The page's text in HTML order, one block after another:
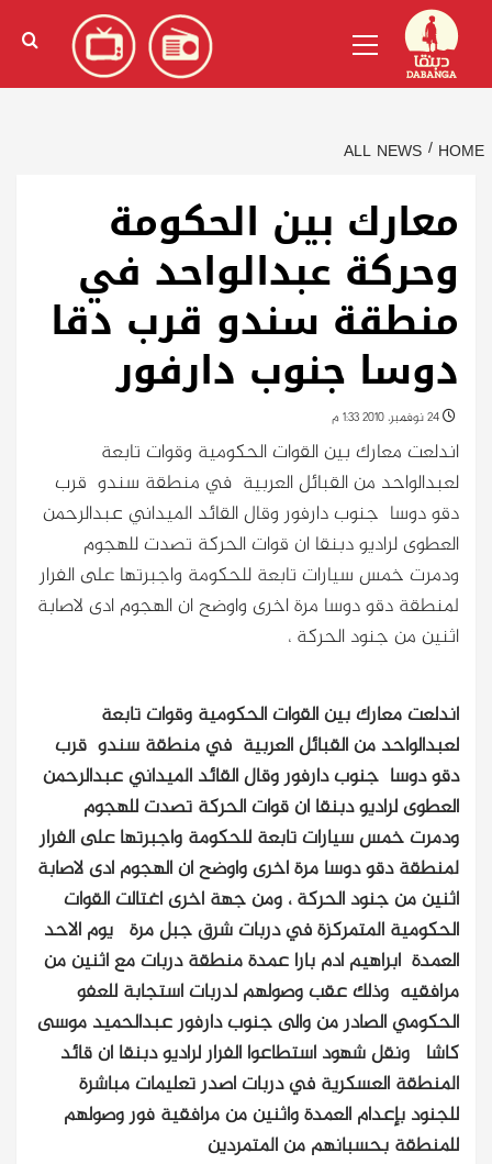
content
الإنجليزية)
Menu
HOME
ALL NEWS
معارك بين الحكومة
وحركة عبدالواحد في
منطقة سندو قرب دقا
دوسا جنوب دارفور
اندلعت معارك بين القوات الحكومية وقوات تابعة
لعبدالواحد من القبائل العربية في منطقة سندو قرب
دقو دوسا جنوب دارفور وقال القائد الميداني عبدالرحمن
العطوى لراديو دبنقا ان قوات الحركة تصدت للهجوم
ودمرت خمس سيارات تابعة للحكومة واجبرتها على الفرار
لمنطقة دقو دوسا مرة اخرى واوضح ان الهجوم ادى لاصابة
اثنين من جنود الحركة ،
اندلعت معارك بين القوات الحكومية وقوات تابعة
لعبدالواحد من القبائل العربية في منطقة سندو قرب
دقو دوسا جنوب دارفور وقال القائد الميداني عبدالرحمن
العطوى لراديو دبنقا ان قوات الحركة تصدت للهجوم
ودمرت خمس سيارات تابعة للحكومة واجبرتها على الفرار
لمنطقة دقو دوسا مرة اخرى واوضح ان الهجوم ادى لاصابة
اثنين من جنود الحركة ، ومن جهة اخرى اغتالت القوات
الحكومية المتمركزة في دربات شرق جبل مرة يوم الاحد
العمدة ابراهيم ادم بارا عمدة منطقة دربات مع اثنين من
مرافقيه وذلك عقب وصولهم لدربات استجابة للعفو
الحكومي الصادر من والى جنوب دارفور عبدالحميد موسى
كاشا ونقل شهود استطاعوا الفرار لراديو دبنقا ان قائد
المنطقة العسكرية في دربات اصدر تعليمات مباشرة
للجنود بإعدام العمدة واثنين من مرافقية فور وصولهم
للمنطقة بحسبانهم من المتمردين